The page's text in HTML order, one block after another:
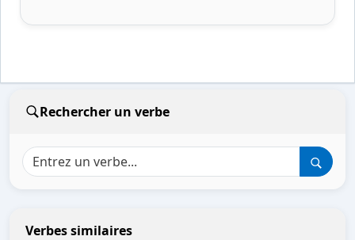
Rechercher un verbe
Verbes similaires